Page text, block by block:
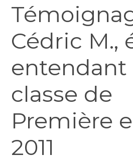
Cédric M.,
entendant
classe de
Première
2011